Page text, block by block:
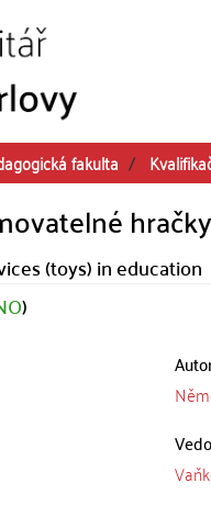
fakulta
(toys) in education
)